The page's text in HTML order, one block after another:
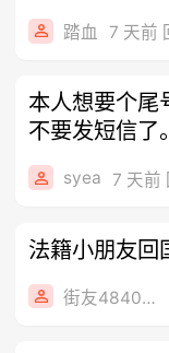
踏血 7 天前
本人想要个尾
不要发短信了
syea 7 天前
法籍小朋友回
街友48402949